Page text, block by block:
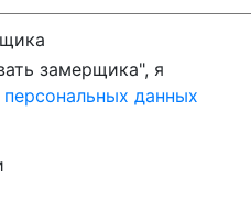
замерщика", я
данных